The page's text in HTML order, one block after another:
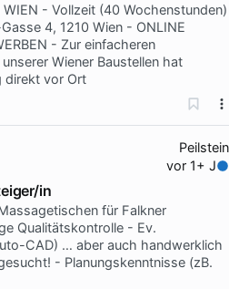
WIEN - Vollzeit (40 Wochenstunden)
4, 1210 Wien - ONLINE
- Zur einfacheren
Wiener Baustellen hat
direkt vor Ort
Peilstein
vor 1+ J
in
für Falkner
Qualitätskontrolle - Ev.
CAD) … aber auch handwerklich
- Planungskenntnisse (zB.